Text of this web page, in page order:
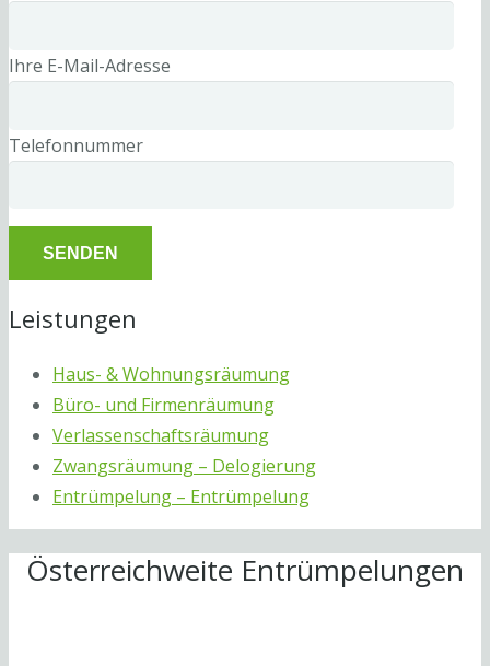
Ihre E-Mail-Adresse
Telefonnummer
Leistungen
Haus- & Wohnungsräumung
Büro- und Firmenräumung
Verlassenschaftsräumung
Zwangsräumung – Delogierung
Entrümpelung – Entrümpelung
Österreichweite Entrümpelungen